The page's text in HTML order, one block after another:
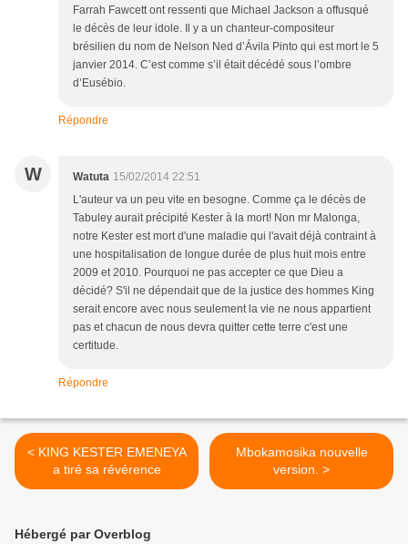
Farrah Fawcett ont ressenti que Michael Jackson a offusqué
le décès de leur idole. Il y a un chanteur-compositeur
brésilien du nom de Nelson Ned d’Ávila Pinto qui est mort le 5
janvier 2014. C’est comme s’il était décédé sous l’ombre
d’Eusébio.
Répondre
W Watuta 15/02/2014 22:51
L'auteur va un peu vite en besogne. Comme ça le décès de
Tabuley aurait précipité Kester à la mort! Non mr Malonga,
notre Kester est mort d'une maladie qui l'avait déjà contraint à
une hospitalisation de longue durée de plus huit mois entre
2009 et 2010. Pourquoi ne pas accepter ce que Dieu a
décidé? S'il ne dépendait que de la justice des hommes King
serait encore avec nous seulement la vie ne nous appartient
pas et chacun de nous devra quitter cette terre c'est une
certitude.
Répondre
< KING KESTER EMENEYA
a tiré sa révérence
Mbokamosika nouvelle
version. >
Hébergé par Overblog